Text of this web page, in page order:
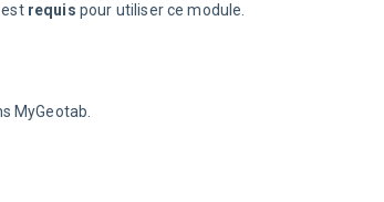
est requis pour utiliser ce module.
MyGeotab.